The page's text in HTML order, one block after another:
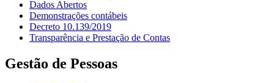
Dados Abertos
Demonstrações contábeis
Decreto 10.139/2019
Transparência e Prestação de Contas
Gestão de Pessoas